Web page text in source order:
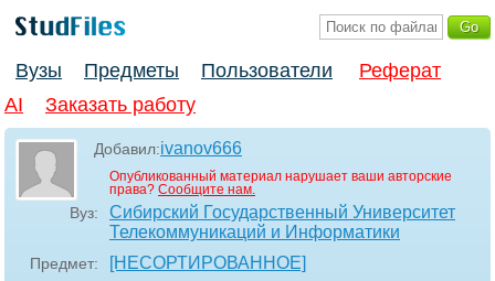
Вузы Предметы Пользователи
Реферат
AI
Заказать работу
Добавил:ivanov666
Опубликованный материал нарушает ваши авторские
права? Сообщите нам.
Вуз:
Сибирский Государственный Университет
Телекоммуникаций и Информатики
Предмет: [НЕСОРТИРОВАННОЕ]